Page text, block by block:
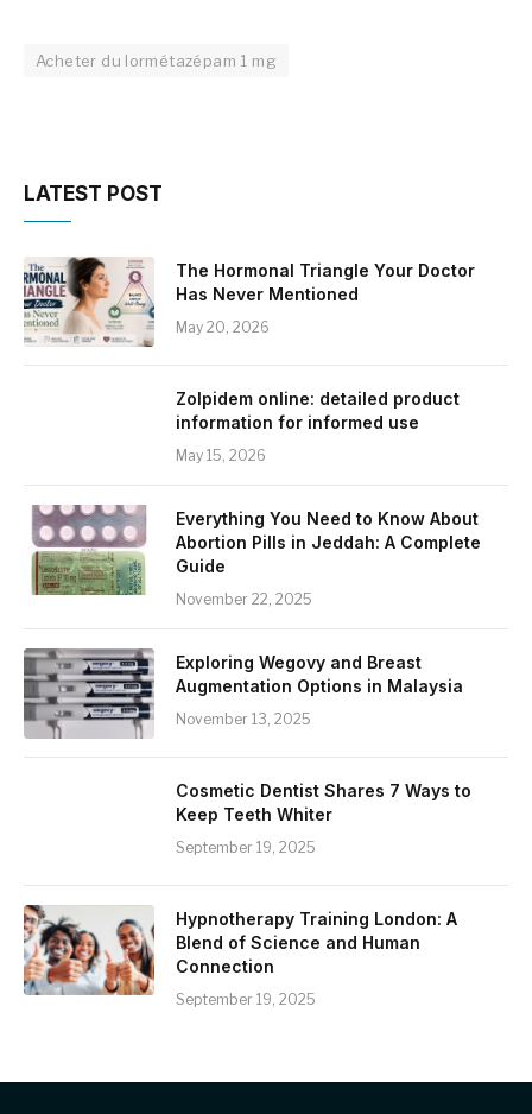
Acheter du lormétazépam 1 mg
LATEST POST
The Hormonal Triangle Your Doctor
Has Never Mentioned
May 20, 2026
Zolpidem online: detailed product
information for informed use
May 15, 2026
Everything You Need to Know About
Abortion Pills in Jeddah: A Complete
Guide
November 22, 2025
Exploring Wegovy and Breast
Augmentation Options in Malaysia
November 13, 2025
Cosmetic Dentist Shares 7 Ways to
Keep Teeth Whiter
September 19, 2025
Hypnotherapy Training London: A
Blend of Science and Human
Connection
September 19, 2025